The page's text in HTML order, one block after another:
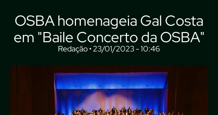
OSBA homenageia Gal Costa
em "Baile Concerto da OSBA"
Redação • 23/01/2023 - 10:46